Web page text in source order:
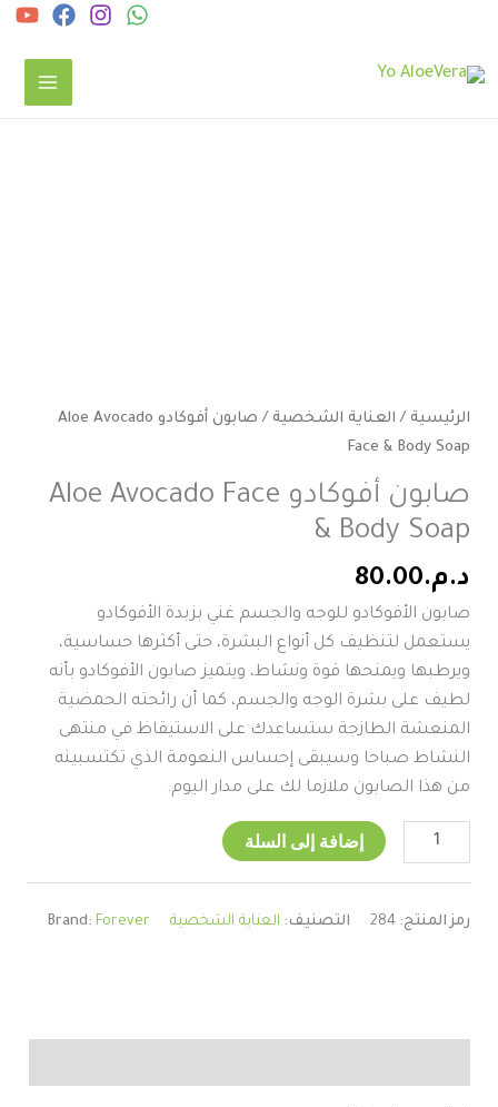
الرئيسية/العناية الشخصية
/ صابون أفوكادو Aloe Avocado
Face & Body Soap
صابون أفوكادو Aloe Avocado Face
& Body Soap
د.م.80.00
صابون الأفوكادو للوجه والجسم غني بزبدة الأفوكادو
يستعمل لتنظيف كل أنواع البشرة، حتى أكثرها حساسية،
ويرطبها ويمنحها قوة ونشاط، ويتميز صابون الأفوكادو بأنه
لطيف على بشرة الوجه والجسم، كما أن رائحته الحمضية
المنعشة الطازجة ستساعدك على الاستيقاظ في منتهى
النشاط صباحا وسيبقى إحساس النعومة الذي تكتسبينه
من هذا الصابون ملازما لك على مدار اليوم.
Body
Soap
إضافة إلى السلة
رمز المنتج:284 التصنيف:العناية الشخصية Brand:Forever